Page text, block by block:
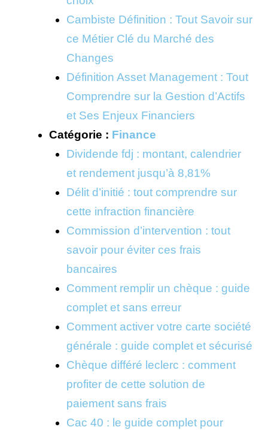
Cambiste Définition : Tout Savoir sur
ce Métier Clé du Marché des
Changes
Définition Asset Management : Tout
Comprendre sur la Gestion d’Actifs
et Ses Enjeux Financiers
Catégorie : Finance
Dividende fdj : montant, calendrier
et rendement jusqu’à 8,81%
Délit d’initié : tout comprendre sur
cette infraction financière
Commission d’intervention : tout
savoir pour éviter ces frais
bancaires
Comment remplir un chèque : guide
complet et sans erreur
Comment activer votre carte société
générale : guide complet et sécurisé
Chèque différé leclerc : comment
profiter de cette solution de
paiement sans frais
Cac 40 : le guide complet pour